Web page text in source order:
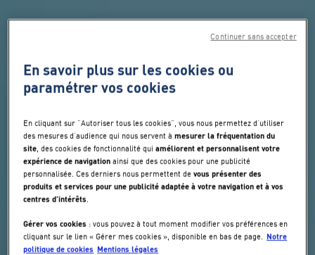
En savoir plus sur les cookies ou
paramétrer vos cookies
En cliquant sur "Autoriser tous les cookies", vous nous permettez d’utiliser
des mesures d’audience qui nous servent àmesurer la fréquentation du
site, des cookies de fonctionnalité quiaméliorent et personnalisent votre
expérience de navigation ainsi que des cookies pour une publicité
personnalisée. Ces derniers nous permettent devous présenter des
produits et services pour une publicité adaptée à votre navigation et à vos
centres d’intérêts.
Gérer vos cookies : vous pouvez à tout moment modifier vos préférences en
cliquant sur le lien « Gérer mes cookies », disponible en bas de page. Notre
politique de cookies Mentions légales
Continuer sans accepter